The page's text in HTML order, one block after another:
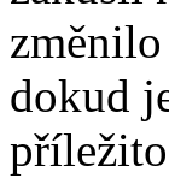
dokud